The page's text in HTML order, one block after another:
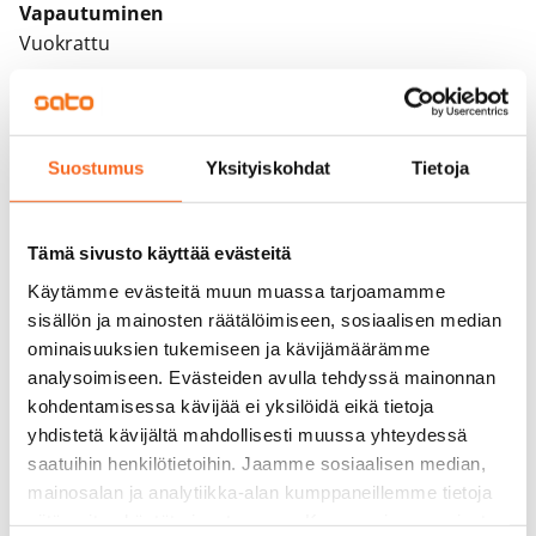
Suostumus Yksityiskohdat Tietoja
Tämä sivusto käyttää evästeitä
Käytämme evästeitä muun muassa tarjoamamme
sisällön ja mainosten räätälöimiseen, sosiaalisen median
ominaisuuksien tukemiseen ja kävijämäärämme
analysoimiseen. Evästeiden avulla tehdyssä mainonnan
kohdentamisessa kävijää ei yksilöidä eikä tietoja
yhdistetä kävijältä mahdollisesti muussa yhteydessä
saatuihin henkilötietoihin. Jaamme sosiaalisen median,
mainosalan ja analytiikka-alan kumppaneillemme tietoja
Vapautuminen
Vuokrattu
Varallisuusrajat
Vuokra
0 €
Kotivakuutus
Pakollinen, ei sisälly vuokraan
Vesimaksu
27 €/hlö/kk
Sähkömaksu
Vuokralainen solmii itse sähkösopimuksen.